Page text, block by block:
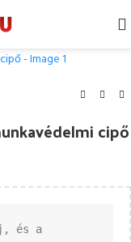
cipő
és a